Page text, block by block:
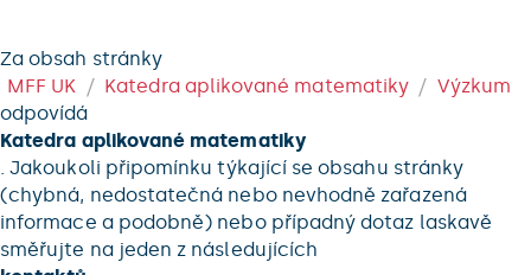
Za obsah stránky
MFF UK
Katedra aplikované matematiky
Výzkum
odpovídá
Katedra aplikované matematiky
. Jakoukoli připomínku týkající se obsahu stránky
(chybná, nedostatečná nebo nevhodně zařazená
informace a podobně) nebo případný dotaz laskavě
směřujte na jeden z následujících